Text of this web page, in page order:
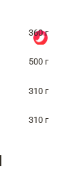
360 г
500 г
310 г
310 г